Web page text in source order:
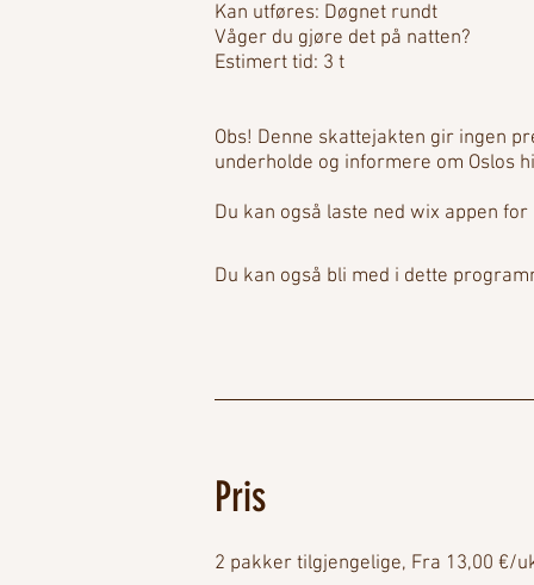
Kan utføres: Døgnet rundt
Våger du gjøre det på natten?
Estimert tid: 3 t
Obs! Denne skattejakten gir ingen
underholde og informere om Oslos
Du kan også laste ned wix appen
Du kan også bli med i dette
Pris
2 pakker tilgjengelige, Fra 13,00 €/